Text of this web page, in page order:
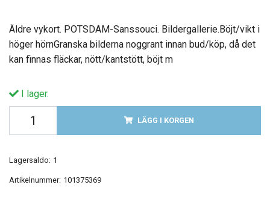
Äldre vykort. POTSDAM-Sanssouci. Bildergallerie.Böjt/vikt i
höger hörnGranska bilderna noggrant innan bud/köp, då det
kan finnas fläckar, nött/kantstött, böjt m
I lager.
LÄGG I KORGEN
Lagersaldo: 1
Artikelnummer: 101375369